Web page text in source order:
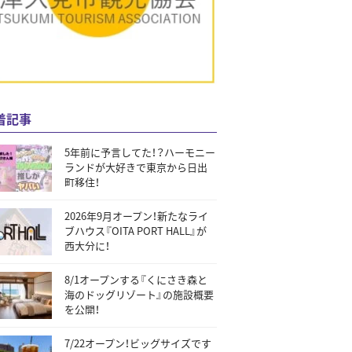
記事
5年前に予言してた！？ハーモニー
ランドが大好きで東京から日出
町移住！
2026年9月オープン！新たなライ
ブハウス『OITA PORT HALL』が
西大分に！
8/1オープンする『くにさき森と
海のドッグリゾート』の施設概要
を公開！
7/22オープン！ビッグサイズです